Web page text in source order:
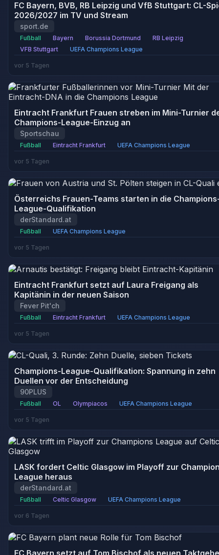
FC Bayern, BVB, RB Leipzig und VfB Stuttgart: CL-
2026/2027 im TV und Stream
sport.de
Fußball Bayern Borussia Dortmund
RB Leipzig
VFB Stuttgart
UEFA Champions League
vor 5 Tagen
Eintracht Frankfurt Frauen streben im Mini-Turnier
Champions-League-Einzug an
Sportschau
Fußball Eintracht Frankfurt UEFA Champions League
vor 5 Tagen
Österreichs Frauen-Teams starten in die
League-Qualifikation
derStandard.at
Fußball UEFA Champions League
vor 5 Tagen
Eintracht Frankfurt setzt auf Laura Freigang als
Kapitänin in der neuen Saison
Fever Pit'ch
Fußball Eintracht Frankfurt UEFA Champions League
vor 5 Tagen
Champions-League-Qualifikation: Spannung in zehn
Duellen vor der Entscheidung
90PLUS
Fußball OL Olympiacos UEFA Champions League
vor 5 Tagen
LASK fordert Celtic Glasgow im Playoff zur
League heraus
derStandard.at
Fußball Celtic Glasgow UEFA Champions League
vor 6 Tagen
FC Bayern setzt auf Tom Bischof als neuen